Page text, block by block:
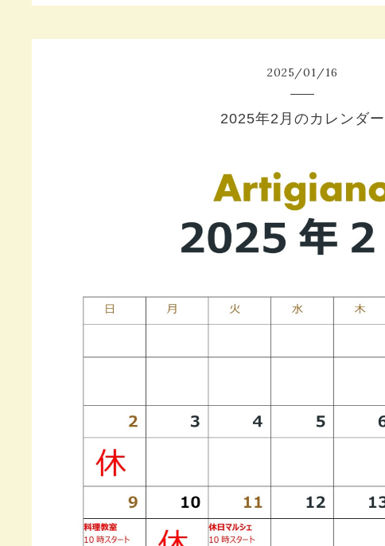
2025 /01 /16
2025年2月のカレンダー